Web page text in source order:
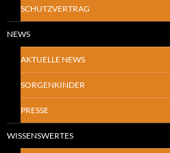
SCHUTZVERTRAG
NEWS
AKTUELLE NEWS
SORGENKINDER
PRESSE
WISSENSWERTES